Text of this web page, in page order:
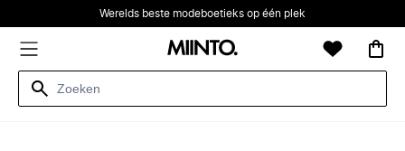
Werelds beste modeboetieks op één plek